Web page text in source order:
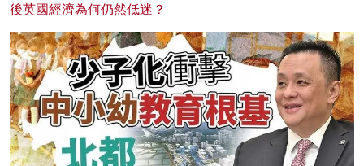
後英國經濟為何仍然低迷？